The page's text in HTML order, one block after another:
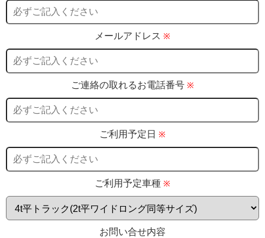
メールアドレス ※
ご連絡の取れるお電話番号 ※
ご利用予定日 ※
ご利用予定車種 ※
お問い合せ内容